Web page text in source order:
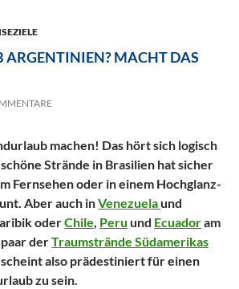
ARGENTINIEN? MACHT DAS
machen! Das hört sich logisch
Strände in Brasilien hat sicher
Fernsehen oder in einem Hochglanz-
Aber auch inVenezuelaund
oderChile, Peru und Ecuadoram
derTraumstrände Südamerikas
also prädestiniert für einen
zu sein.